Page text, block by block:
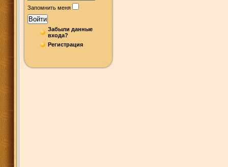
Запомнить меня
Войти
Забыли данные
входа?
Регистрация